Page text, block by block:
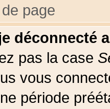
page
déconnecté
pas la case
vous
période